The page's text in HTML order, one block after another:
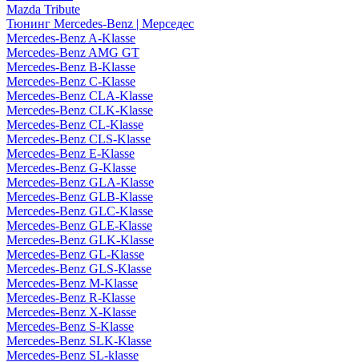
Mazda Tribute
Тюнинг Mercedes-Benz | Мерседес
Mercedes-Benz A-Klasse
Mercedes-Benz AMG GT
Mercedes-Benz B-Klasse
Mercedes-Benz C-Klasse
Mercedes-Benz CLA-Klasse
Mercedes-Benz CLK-Klasse
Mercedes-Benz CL-Klasse
Mercedes-Benz CLS-Klasse
Mercedes-Benz E-Klasse
Mercedes-Benz G-Klasse
Mercedes-Benz GLA-Klasse
Mercedes-Benz GLB-Klasse
Mercedes-Benz GLC-Klasse
Mercedes-Benz GLE-Klasse
Mercedes-Benz GLK-Klasse
Mercedes-Benz GL-Klasse
Mercedes-Benz GLS-Klasse
Mercedes-Benz M-Klasse
Mercedes-Benz R-Klasse
Mercedes-Benz X-Klasse
Mercedes-Benz S-Klasse
Mercedes-Benz SLK-Klasse
Mercedes-Benz SL-klasse